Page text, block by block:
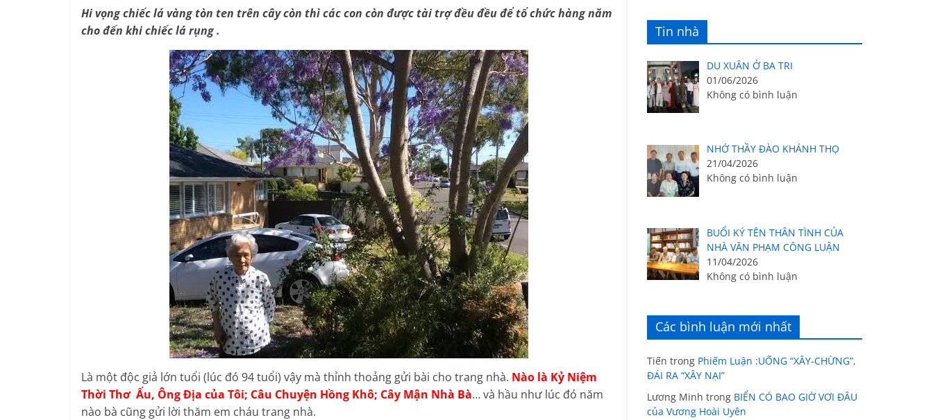
Hi vọng chiếc lá vàng tòn ten trên cây còn thì các con còn được tài trợ đều đều để tổ chức hàng năm
cho đến khi chiếc lá rụng .
Là một độc giả lớn tuổi (lúc đó 94 tuổi) vậy mà thỉnh thoảng gửi bài cho trang nhà. Nào là Kỷ Niệm
Thời Thơ Ấu, Ông Địa của Tôi; Câu Chuyện Hồng Khô; Cây Mận Nhà Bà… và hầu như lúc đó năm
nào bà cũng gửi lời thăm em cháu trang nhà.
Tin nhà
DU XUÂN Ở BA TRI
01/06/2026
Không có bình luận
NHỚ THẦY ĐÀO KHÁNH THỌ
21/04/2026
Không có bình luận
BUỔI KÝ TÊN THÂN TÌNH CỦA
NHÀ VĂN PHẠM CÔNG LUẬN
11/04/2026
Không có bình luận
Các bình luận mới nhất
Tiến trong Phiếm Luận :UỐNG “XÂY-CHỪNG”,
ĐÁI RA “XÂY NẠI”
Lương Minh trong BIỂN CÓ BAO GIỜ VƠI ĐÂU
của Vương Hoài Uyên